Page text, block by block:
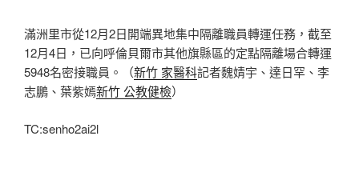
滿洲里市從12月2日開端異地集中隔離職員轉運任務，截至
12月4日，已向呼倫貝爾市其他旗縣區的定點隔離場合轉運
5948名密接職員。（新竹 家醫科記者魏婧宇、達日罕、李
志鵬、葉紫嫣新竹 公教健檢）
TC:senho2ai2l